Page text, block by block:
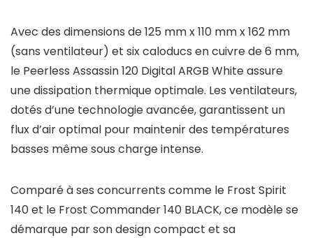
Avec des dimensions de 125 mm x 110 mm x 162 mm
(sans ventilateur) et six caloducs en cuivre de 6 mm,
le Peerless Assassin 120 Digital ARGB White assure
une dissipation thermique optimale. Les ventilateurs,
dotés d’une technologie avancée, garantissent un
flux d’air optimal pour maintenir des températures
basses même sous charge intense.
Comparé à ses concurrents comme le Frost Spirit
140 et le Frost Commander 140 BLACK, ce modèle se
démarque par son design compact et sa